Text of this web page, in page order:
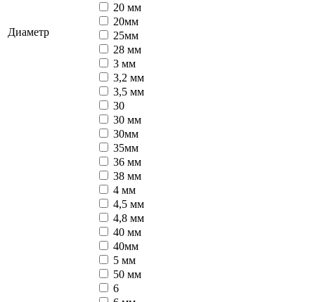
Диаметр
20 мм
20мм
25мм
28 мм
3 мм
3,2 мм
3,5 мм
30
30 мм
30мм
35мм
36 мм
38 мм
4 мм
4,5 мм
4,8 мм
40 мм
40мм
5 мм
50 мм
6